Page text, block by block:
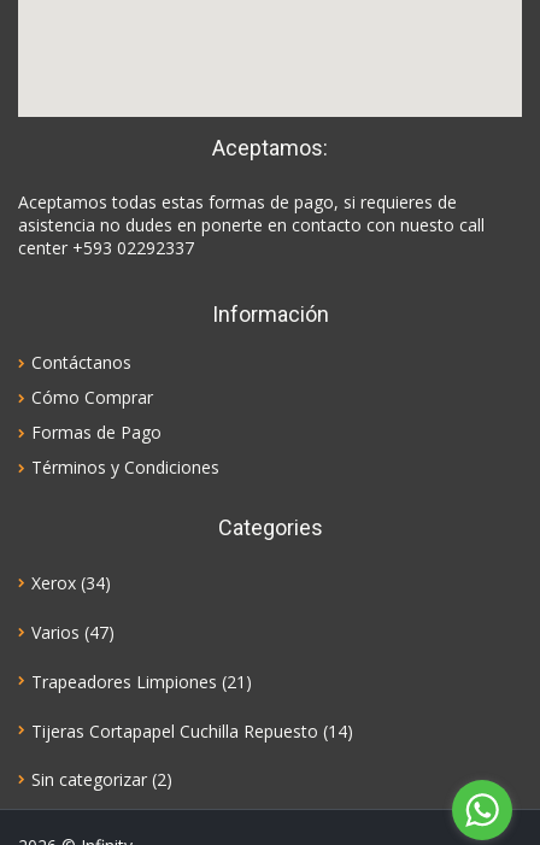
Aceptamos:
Aceptamos todas estas formas de pago, si requieres de
asistencia no dudes en ponerte en contacto con nuesto call
center +593 02292337
Información
Contáctanos
Cómo Comprar
Formas de Pago
Términos y Condiciones
Categories
Xerox (34)
Varios (47)
Trapeadores Limpiones (21)
Tijeras Cortapapel Cuchilla Repuesto (14)
Sin categorizar (2)